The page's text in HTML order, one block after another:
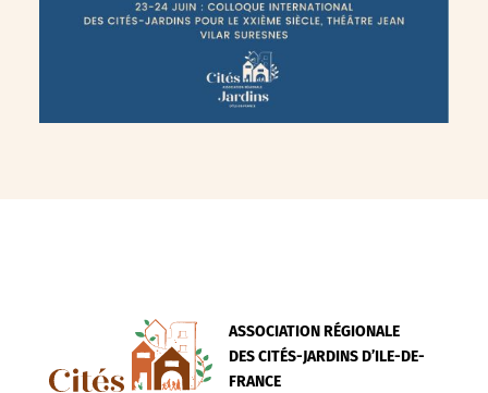
ASSOCIATION RÉGIONALE
DES CITÉS-JARDINS D’ILE-DE-
FRANCE